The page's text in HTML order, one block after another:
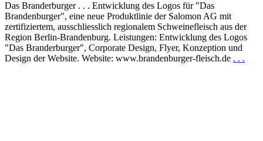
Das Branderburger . . . Entwicklung des Logos für "Das
Brandenburger", eine neue Produktlinie der Salomon AG mit
zertifiziertem, ausschliesslich regionalem Schweinefleisch aus der
Region Berlin-Brandenburg. Leistungen: Entwicklung des Logos
"Das Branderburger", Corporate Design, Flyer, Konzeption und
Design der Website. Website: www.brandenburger-fleisch.de . . .